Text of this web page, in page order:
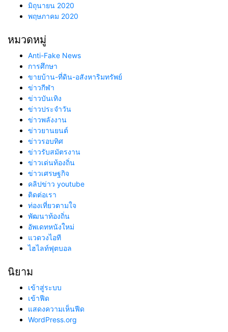
มิถุนายน 2020
พฤษภาคม 2020
หมวดหมู่
Anti-Fake News
การศึกษา
ขายบ้าน-ที่ดิน-อสังหาริมทรัพย์
ข่าวกีฬา
ข่าวบันเทิง
ข่าวประจำวัน
ข่าวพลังงาน
ข่าวยานยนต์
ข่าวรอบทิศ
ข่าวรับสมัตรงาน
ข่าวเด่นท้องถิ่น
ข่าวเศรษฐกิจ
คลิปข่าว youtube
ติดต่อเรา
ท่องเที่ยวตามใจ
พัฒนาท้องถิ่น
อัพเดทหนังใหม่
แวดวงไอที
ไฮไลท์ฟุตบอล
นิยาม
เข้าสู่ระบบ
เข้าฟีด
แสดงความเห็นฟีด
WordPress.org